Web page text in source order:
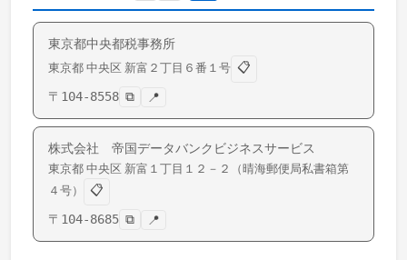
東京都中央都税事務所
東京都 中央区 新富 ２丁目６番１号 📋
〒 104-8558 ⧉ 📍
株式会社 帝国データバンクビジネスサービス
東京都 中央区 新富 １丁目１２－２（晴海郵便局私書箱第
４号）
📋
〒 104-8685 ⧉ 📍